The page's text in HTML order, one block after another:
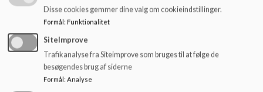
Disse cookies gemmer dine valg om cookieindstillinger.
Formål: Funktionalitet
SiteImprove
Trafikanalyse fra Siteimprove som bruges til at følge de
besøgendes brug af siderne
Formål: Analyse